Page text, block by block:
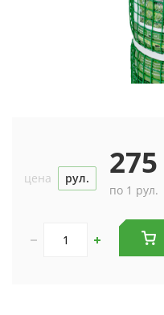
цена рул.
по 1 рул.